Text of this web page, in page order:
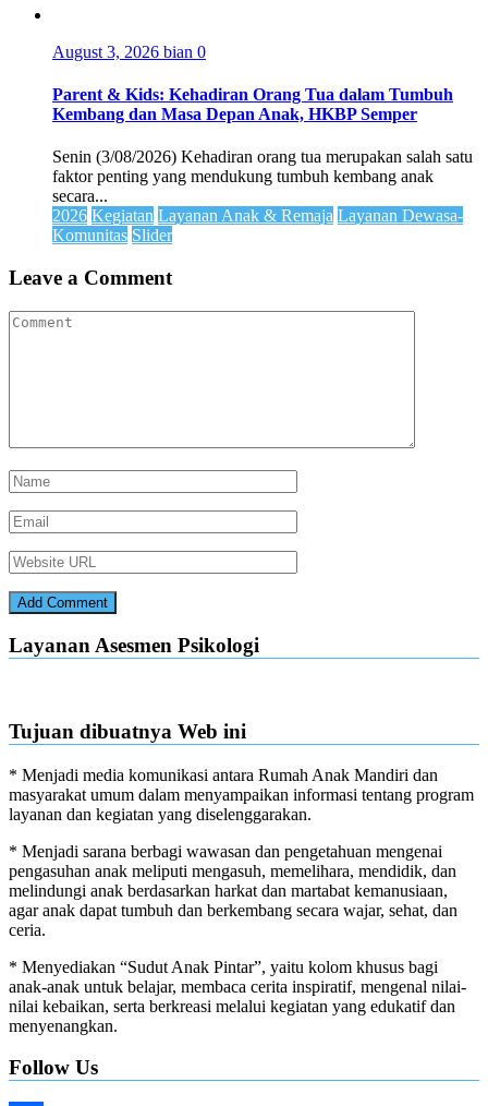
August 3, 2026 bian 0
Parent & Kids: Kehadiran Orang Tua dalam Tumbuh
Kembang dan Masa Depan Anak, HKBP Semper
Senin (3/08/2026) Kehadiran orang tua merupakan salah satu
faktor penting yang mendukung tumbuh kembang anak
secara...
2026 Kegiatan Layanan Anak & Remaja Layanan Dewasa-
Komunitas Slider
Leave a Comment
Layanan Asesmen Psikologi
Tujuan dibuatnya Web ini
* Menjadi media komunikasi antara Rumah Anak Mandiri dan
masyarakat umum dalam menyampaikan informasi tentang program
layanan dan kegiatan yang diselenggarakan.
* Menjadi sarana berbagi wawasan dan pengetahuan mengenai
pengasuhan anak meliputi mengasuh, memelihara, mendidik, dan
melindungi anak berdasarkan harkat dan martabat kemanusiaan,
agar anak dapat tumbuh dan berkembang secara wajar, sehat, dan
ceria.
* Menyediakan “Sudut Anak Pintar”, yaitu kolom khusus bagi
anak-anak untuk belajar, membaca cerita inspiratif, mengenal nilai-
nilai kebaikan, serta berkreasi melalui kegiatan yang edukatif dan
menyenangkan.
Follow Us